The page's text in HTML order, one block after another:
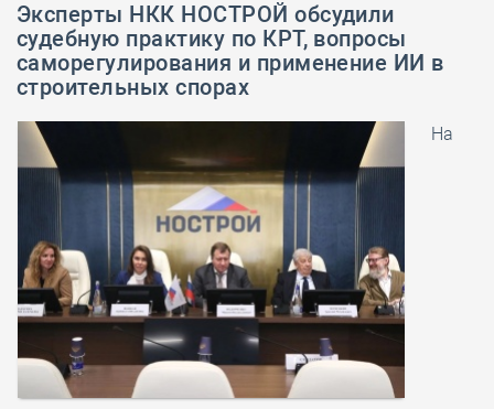
Эксперты НКК НОСТРОЙ обсудили
судебную практику по КРТ, вопросы
саморегулирования и применение ИИ в
строительных спорах
На